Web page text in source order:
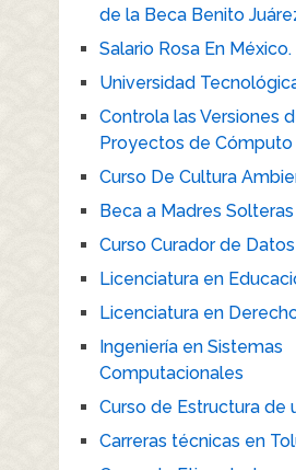
de la Beca Benito
Salario Rosa En México.
Universidad
Controla las Versiones
Proyectos de Cómputo
Curso De Cultura
Beca a Madres Solteras
Curso Curador de Datos
Licenciatura en
Licenciatura en
Ingeniería en Sistemas
Computacionales
Curso de Estructura de
Carreras técnicas en